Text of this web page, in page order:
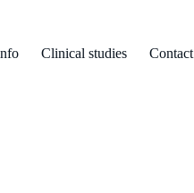
Clinical studies Contact